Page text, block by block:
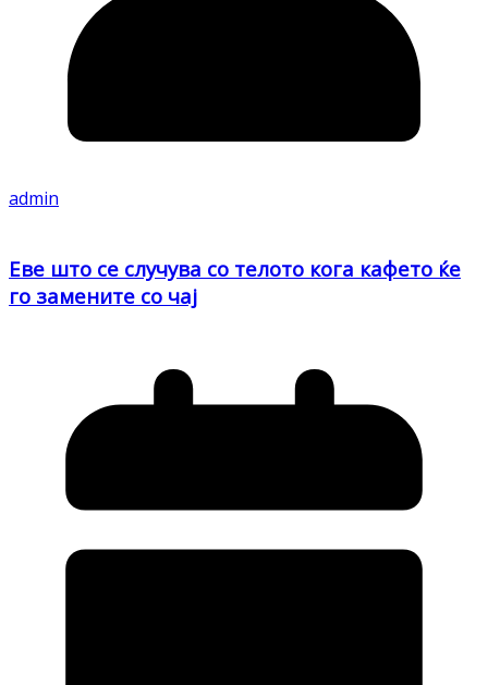
admin
Еве што се случува со телото кога кафето ќе
го замените со чај